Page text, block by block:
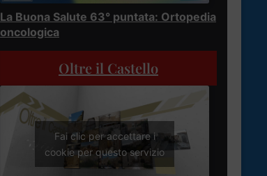
La Buona Salute 63° puntata: Ortopedia
oncologica
Oltre il Castello
Fai clic per accettare i
cookie per questo servizio